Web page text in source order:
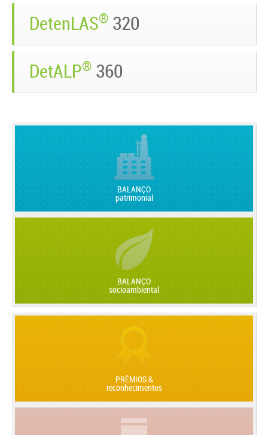
DetenLAS® 320
DetALP® 360
BALANÇO
patrimonial
BALANÇO
socioambiental
PRÊMIOS &
reconhecimentos